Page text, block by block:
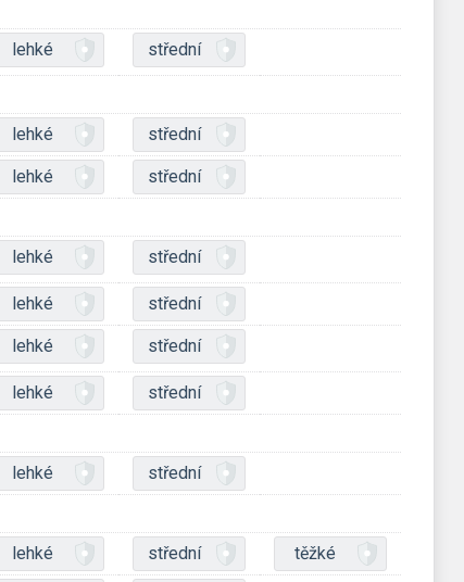
lehké střední
lehké střední
lehké
střední
lehké střední
lehké
střední
lehké střední
lehké
střední
lehké
střední
lehké střední těžké